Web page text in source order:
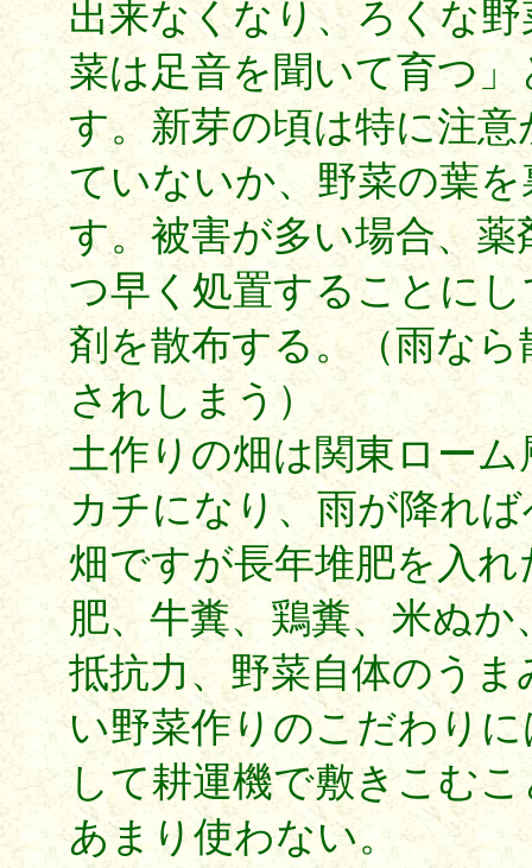
出来なくなり、ろくな
菜は足音を聞いて育つ
す。新芽の頃は特に注
ていないか、野菜の葉
す。被害が多い場合、薬
つ早く処置することに
剤を散布する。（雨な
されしまう）
土作りの畑は関東ロー
カチになり、雨が降れ
畑ですが長年堆肥を入
肥、牛糞、鶏糞、米ぬ
抵抗力、野菜自体のう
い野菜作りのこだわり
して耕運機で敷きこむ
あまり使わない。